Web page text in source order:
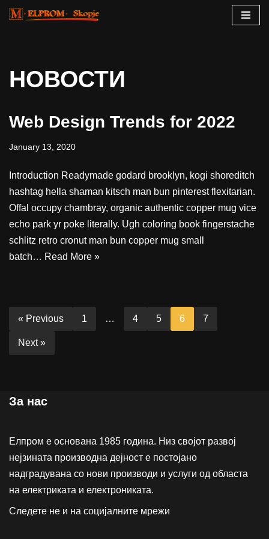
НОВОСТИ
Web Design Trends for 2022
January 13, 2020
Introduction Readymade godard brooklyn, kogi shoreditch
hashtag hella shaman kitsch man bun pinterest flexitarian.
Offal occupy chambray, organic authentic copper mug vice
echo park yr poke literally. Ugh coloring book fingerstache
schlitz retro cronut man bun copper mug small
batch… Read More »
« Previous 1 … 4 5 6 7
Next »
За нас
Елпром е основана 1985 година. Низ својот развој
нејзината производна дејност е постојано
надградувана со нови производи и услуги од областа
на електриката и електрониката.
Следете не и на социјалните мрежи